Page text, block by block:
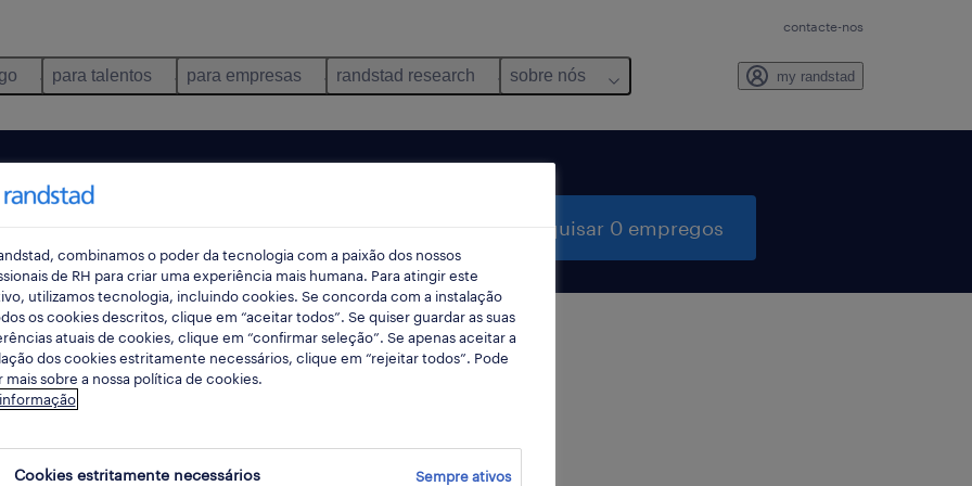
contacte-nos
para talentos para empresas randstad research sobre nós my randstad
pesquisar 0 empregos
resultados para a sua pesquisa.
combinamos o poder da tecnologia com a paixão dos nossos
de RH para criar uma experiência mais humana. Para atingir este
utilizamos tecnologia, incluindo cookies. Se concorda com a instalação
os cookies descritos, clique em “aceitar todos”. Se quiser guardar as suas
atuais de cookies, clique em “confirmar seleção”. Se apenas aceitar a
dos cookies estritamente necessários, clique em “rejeitar todos”. Pode
mais sobre a nossa política de cookies.
Cookies estritamente necessários Sempre ativos